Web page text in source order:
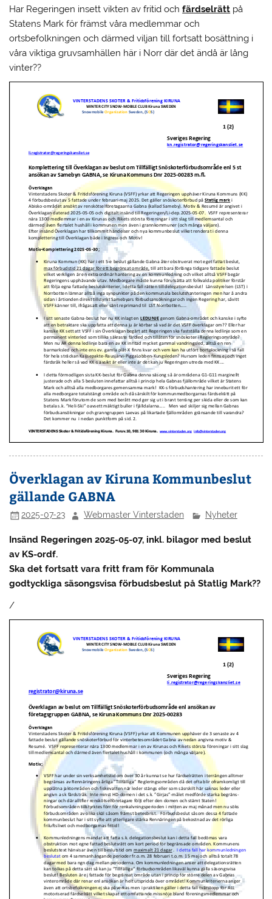
Har Regeringen insett vikten av fritid ochfärdselrätt på
Statens Mark för främst våra medlemmar och
ortsbefolkningen och därmed viljan till fortsatt bosättning i
våra viktiga gruvsamhällen här i Norr där det ändå är lång
vinter??
Överklagan av Kiruna Kommunbeslut
gällande GABNA
2025-07-23 Webmaster Vinterstaden Nyheter
Insänd Regeringen 2025-05-07, inkl. bilagor med beslut
av KS-ordf.
Ska det fortsatt vara fritt fram för Kommunala
godtyckliga säsongsvisa förbudsbeslut på Statlig Mark??
/